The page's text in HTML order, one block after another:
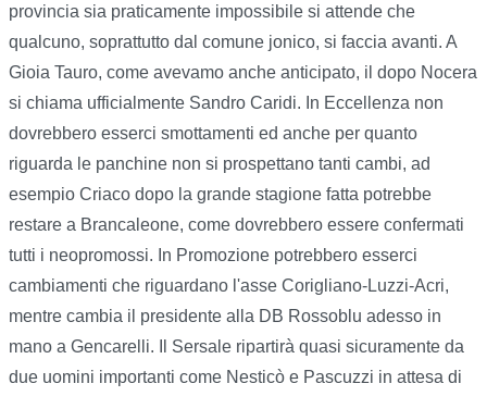
provincia sia praticamente impossibile si attende che
qualcuno, soprattutto dal comune jonico, si faccia avanti. A
Gioia Tauro, come avevamo anche anticipato, il dopo Nocera
si chiama ufficialmente Sandro Caridi. In Eccellenza non
dovrebbero esserci smottamenti ed anche per quanto
riguarda le panchine non si prospettano tanti cambi, ad
esempio Criaco dopo la grande stagione fatta potrebbe
restare a Brancaleone, come dovrebbero essere confermati
tutti i neopromossi. In Promozione potrebbero esserci
cambiamenti che riguardano l'asse Corigliano-Luzzi-Acri,
mentre cambia il presidente alla DB Rossoblu adesso in
mano a Gencarelli. Il Sersale ripartirà quasi sicuramente da
due uomini importanti come Nesticò e Pascuzzi in attesa di